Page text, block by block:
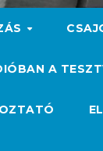
A